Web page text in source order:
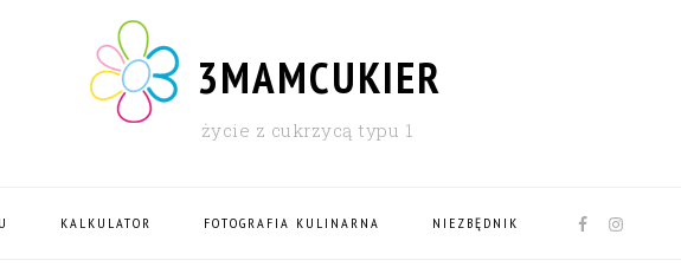
3MAMCUKIER
życie z cukrzycą typu 1
KALKULATOR FOTOGRAFIA KULINARNA NIEZBĘDNIK
NAV